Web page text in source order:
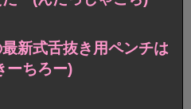
新式舌抜き用ペンチは
ちろー)